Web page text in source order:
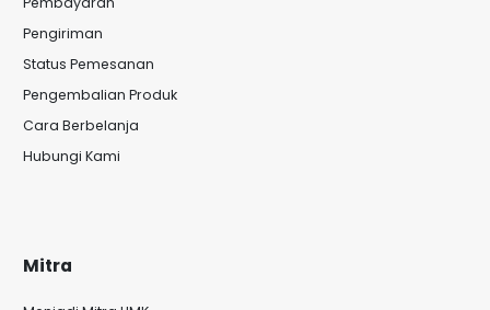
Pengiriman
Status Pemesanan
Pengembalian Produk
Cara Berbelanja
Hubungi Kami
Mitra